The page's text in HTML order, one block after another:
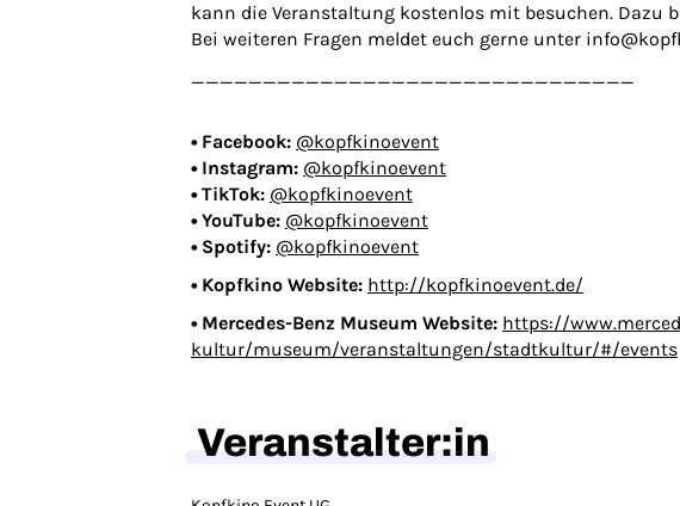
kann die Veranstaltung kostenlos mit besuchen. Dazu
Bei weiteren Fragen meldet euch gerne unter
_______________________________
• Facebook: @kopfkinoevent
• Instagram: @kopfkinoevent
• TikTok: @kopfkinoevent
• YouTube: @kopfkinoevent
• Spotify: @kopfkinoevent
• Kopfkino Website: http://kopfkinoevent.de/
• Mercedes-Benz Museum Website: https://
kultur/museum/veranstaltungen/stadtkultur/#/events
Veranstalter:in